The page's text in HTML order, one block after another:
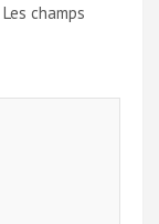
Les champs